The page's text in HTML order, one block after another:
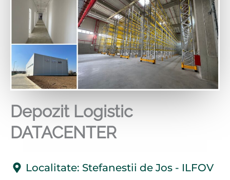
Depozit Logistic
DATACENTER
Localitate: Stefanestii de Jos - ILFOV